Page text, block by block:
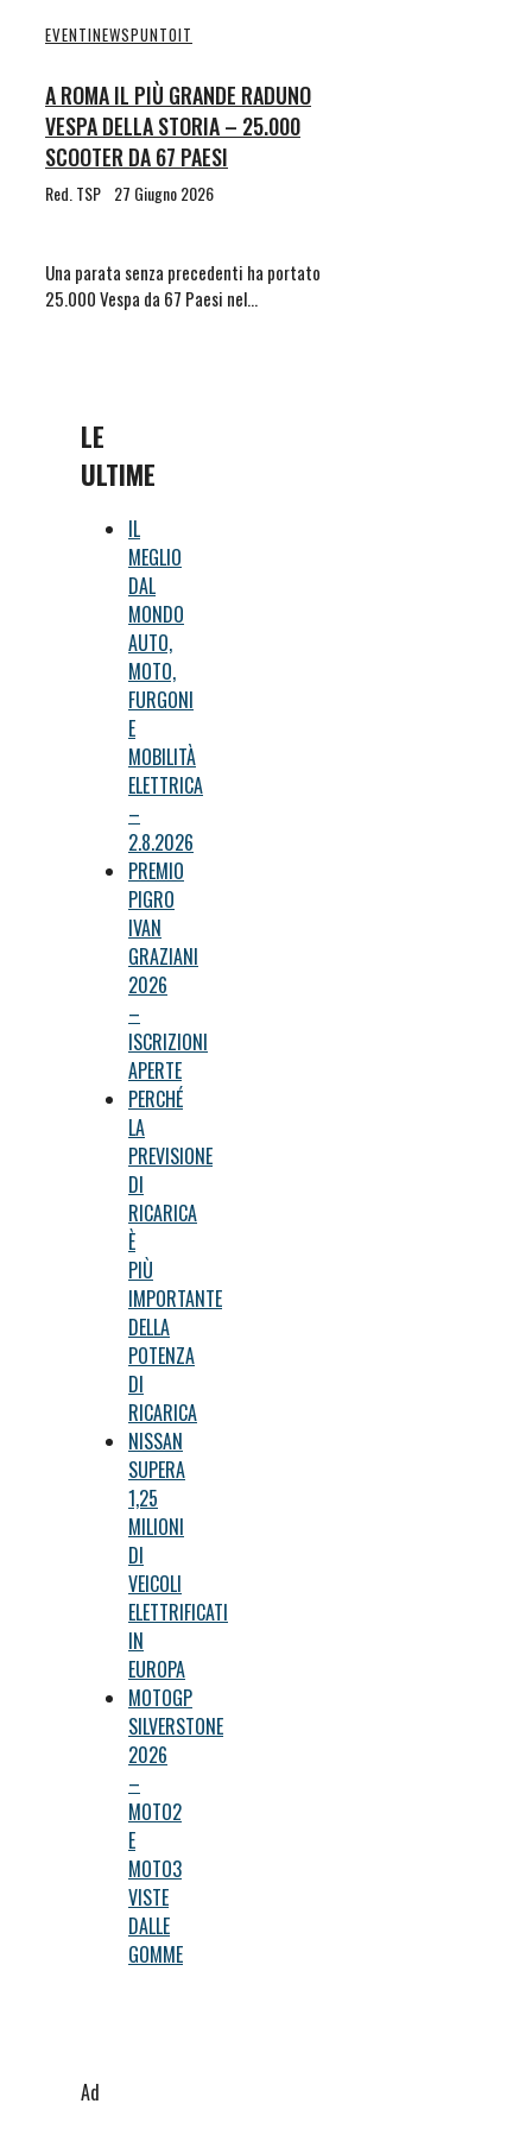
EVENTINEWSPUNTOIT
A ROMA IL PIÙ GRANDE RADUNO
VESPA DELLA STORIA – 25.000
SCOOTER DA 67 PAESI
Red. TSP 27 Giugno 2026
Una parata senza precedenti ha portato
25.000 Vespa da 67 Paesi nel…
LE
ULTIME
IL
MEGLIO
DAL
MONDO
AUTO,
MOTO,
FURGONI
E
MOBILITÀ
ELETTRICA
–
2.8.2026
PREMIO
PIGRO
IVAN
GRAZIANI
2026
–
ISCRIZIONI
APERTE
PERCHÉ
LA
PREVISIONE
DI
RICARICA
È
PIÙ
IMPORTANTE
DELLA
POTENZA
DI
RICARICA
NISSAN
SUPERA
1,25
MILIONI
DI
VEICOLI
ELETTRIFICATI
IN
EUROPA
MOTOGP
SILVERSTONE
2026
–
MOTO2
E
MOTO3
VISTE
DALLE
GOMME
Ad